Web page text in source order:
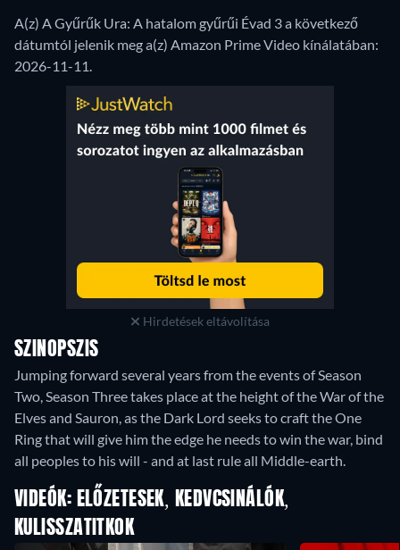
A(z) A Gyűrűk Ura: A hatalom gyűrűi Évad 3 a következő
dátumtól jelenik meg a(z) Amazon Prime Video kínálatában:
2026-11-11.
Hirdetések eltávolítása
SZINOPSZIS
Jumping forward several years from the events of Season
Two, Season Three takes place at the height of the War of the
Elves and Sauron, as the Dark Lord seeks to craft the One
Ring that will give him the edge he needs to win the war, bind
all peoples to his will - and at last rule all Middle-earth.
VIDEÓK: ELŐZETESEK, KEDVCSINÁLÓK,
KULISSZATITKOK